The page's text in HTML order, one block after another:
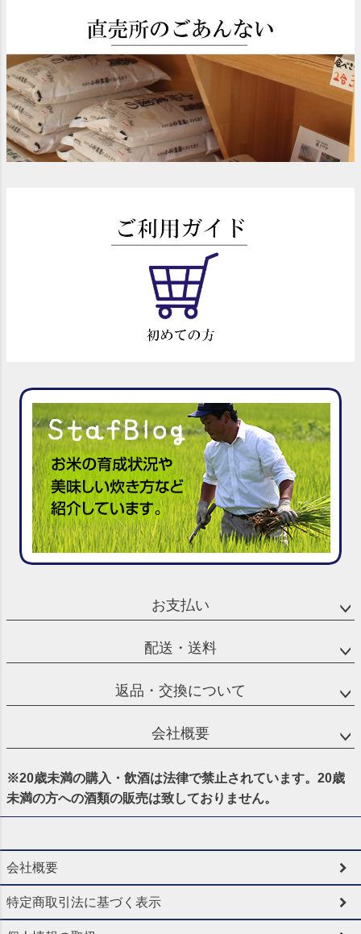
お支払い
配送・送料
返品・交換について
会社概要
※20歳未満の購入・飲酒は法律で禁止されています。20歳
未満の方への酒類の販売は致しておりません。
会社概要
特定商取引法に基づく表示